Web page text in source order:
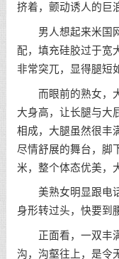
挤着，颤动诱人的巨
男人想起来米国网
配，填充硅胶过于宽
非常突兀，显得腿短
而眼前的熟女，大
大身高，让长腿与大
相成，大腿虽然很丰
尽情舒展的舞台，脚
米，整个体态优美，
美熟女明显跟电话
身形转过头，快要到
正面看，一双丰满
沟，沟壑往上，是令